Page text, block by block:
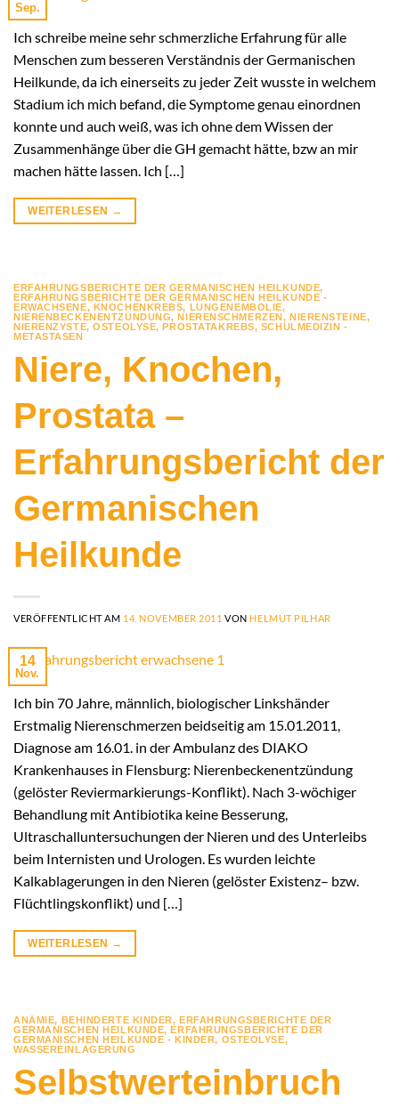
Sep.
Ich schreibe meine sehr schmerzliche Erfahrung für alle
Menschen zum besseren Verständnis der Germanischen
Heilkunde, da ich einerseits zu jeder Zeit wusste in welchem
Stadium ich mich befand, die Symptome genau einordnen
konnte und auch weiß, was ich ohne dem Wissen der
Zusammenhänge über die GH gemacht hätte, bzw an mir
machen hätte lassen. Ich […]
WEITERLESEN →
ERFAHRUNGSBERICHTE DER GERMANISCHEN HEILKUNDE,
ERFAHRUNGSBERICHTE DER GERMANISCHEN HEILKUNDE -
ERWACHSENE, KNOCHENKREBS, LUNGENEMBOLIE,
NIERENBECKENENTZÜNDUNG,NIERENSCHMERZEN, NIERENSTEINE,
NIERENZYSTE,OSTEOLYSE,PROSTATAKREBS, SCHULMEDIZIN -
METASTASEN
Niere, Knochen,
Prostata –
Erfahrungsbericht der
Germanischen
Heilkunde
VERÖFFENTLICHT AM 14. NOVEMBER 2011 VON HELMUT PILHAR
14
Nov.
Ich bin 70 Jahre, männlich, biologischer Linkshänder
Erstmalig Nierenschmerzen beidseitig am 15.01.2011,
Diagnose am 16.01. in der Ambulanz des DIAKO
Krankenhauses in Flensburg: Nierenbeckenentzündung
(gelöster Reviermarkierungs-Konflikt). Nach 3-wöchiger
Behandlung mit Antibiotika keine Besserung,
Ultraschalluntersuchungen der Nieren und des Unterleibs
beim Internisten und Urologen. Es wurden leichte
Kalkablagerungen in den Nieren (gelöster Existenz– bzw.
Flüchtlingskonflikt) und […]
WEITERLESEN →
ANÄMIE, BEHINDERTE KINDER,ERFAHRUNGSBERICHTE DER
GERMANISCHEN HEILKUNDE,ERFAHRUNGSBERICHTE DER
GERMANISCHEN HEILKUNDE - KINDER, OSTEOLYSE,
WASSEREINLAGERUNG
Selbstwerteinbruch